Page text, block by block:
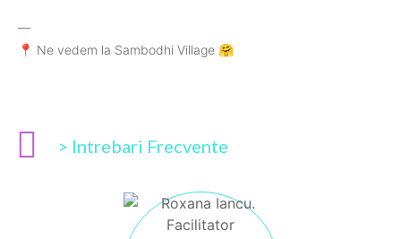
—
📍 Ne vedem la Sambodhi Village 🤗
> Intrebari Frecvente